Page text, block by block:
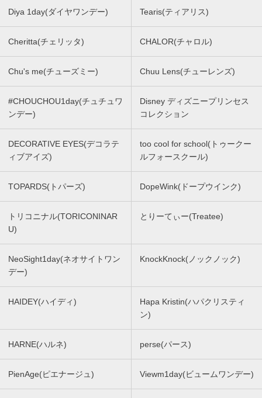
Diya 1day(ダイヤワンデー) Tearis(ティアリス)
Cheritta(チェリッタ) CHALOR(チャロル)
Chu's me(チューズミー) Chuu Lens(チューレンズ)
#CHOUCHOU1day(チュチュワ
ンデー)
Disney ディズニープリンセス
コレクション
DECORATIVE EYES(デコラテ
ィブアイズ)
too cool for school(トゥークー
ルフォースクール)
TOPARDS(トパーズ) DopeWink(ドープウインク)
トリコニナル(TORICONINAR
U)
とりーてぃー(Treatee)
NeoSight1day(ネオサイトワン
デー)
KnockKnock(ノックノック)
HAIDEY(ハイディ)
Hapa Kristin(ハパクリスティ
ン)
HARNE(ハルネ) perse(パース)
PienAge(ピエナージュ) Viewm1day(ビュームワンデー)